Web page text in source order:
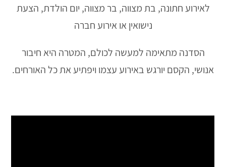
לאירוע חתונה, בת מצווה, בר מצווה, יום הולדת, הצעת
נישואין או אירוע חברה
הסדנה מתאימה למעשה לכולם, המטרה היא חיבור
אנושי, הקסם יורגש באירוע עצמו ויפתיע את כל האורחים.